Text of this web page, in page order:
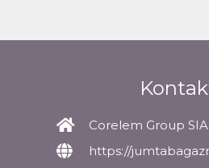
Corelem Group SIA
https://